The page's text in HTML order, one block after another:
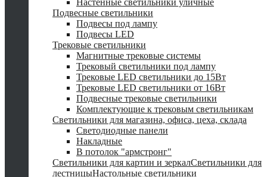
Настенные светильники уличные
Подвесные светильники
Подвесы под лампу
Подвесы LED
Трековые светильники
Магнитные трековые системы
Трековый светильники под лампу
Трековые LED светильники до 15Вт
Трековые LED светильники от 16Вт
Подвесные трековые светильники
Комплектующие к трековым светильникам
Светильники для магазина, офиса, цеха, склада
Светодиодные панели
Накладные
В потолок "армстронг"
Светильники для картин и зеркалСветильники для
лестницыНастольные светильники